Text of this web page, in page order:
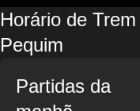
Horário de
Pequim
Partidas da